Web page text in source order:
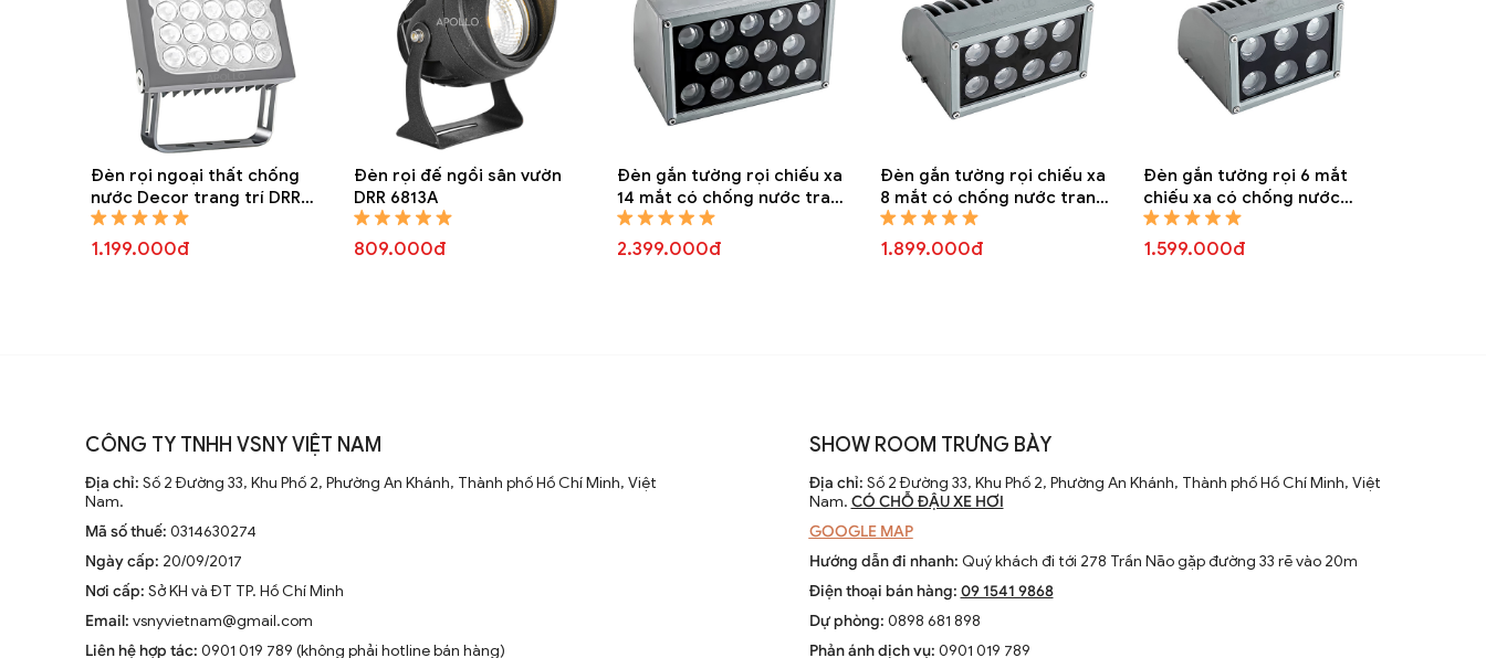
Đèn rọi ngoại thất chống
nước Decor trang trí DRR
6855A
1.199.000đ
Đèn rọi đế ngồi sân vườn
DRR 6813A
809.000đ
Đèn gắn tường rọi chiếu xa
14 mắt có chống nước trang
trí DGTR 6830A
2.399.000đ
Đèn gắn tường rọi chiếu xa
8 mắt có chống nước trang
trí DGTR 6830A
1.899.000đ
Đèn gắn tường rọi 6 mắt
chiếu xa có chống nước
trang trí DGTR 6830A
1.599.000đ
CÔNG TY TNHH VSNY VIỆT NAM
Địa chỉ: Số 2 Đường 33, Khu Phố 2, Phường An Khánh, Thành phố Hồ Chí Minh, Việt
Nam.
Mã số thuế: 0314630274
Ngày cấp: 20/09/2017
Nơi cấp: Sở KH và ĐT TP. Hồ Chí Minh
Email: vsnyvietnam@gmail.com
Liên hệ hợp tác: 0901 019 789 (không phải hotline bán hàng)
SHOW ROOM TRƯNG BÀY
Địa chỉ: Số 2 Đường 33, Khu Phố 2, Phường An Khánh, Thành phố Hồ Chí Minh, Việt
Nam. CÓ CHỖ ĐẬU XE HƠI
GOOGLE MAP
Hướng dẫn đi nhanh: Quý khách đi tới 278 Trần Não gặp đường 33 rẽ vào 20m
Điện thoại bán hàng: 09 1541 9868
Dự phòng: 0898 681 898
Phản ánh dịch vụ: 0901 019 789